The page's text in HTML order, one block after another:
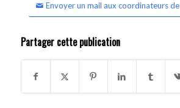
Envoyer un mail aux coordinateurs
Partager cette publication